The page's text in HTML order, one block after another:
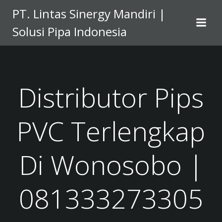
to
content
PT. Lintas Sinergy Mandiri |
Solusi Pipa Indonesia
Distributor Pips
PVC Terlengkap
Di Wonosobo |
081333273305